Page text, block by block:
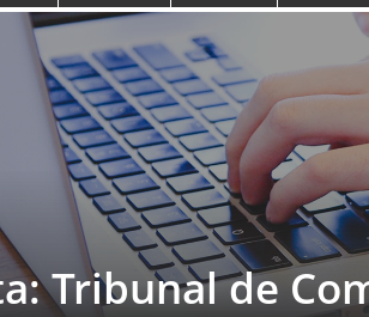
Tribunal de